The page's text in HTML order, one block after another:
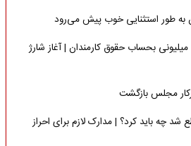
به طور استثنایی خوب پیش می‌رود
غافلگیری دولت با واریزی 4 میلیونی بحساب حقوق کارمندان | آغاز شارژ
مجلس بازگشت
شد چه باید کرد؟ | مدارک لازم برای احراز